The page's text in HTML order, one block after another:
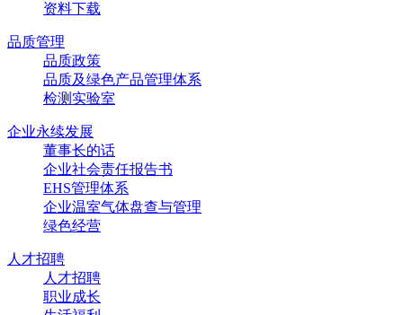
资料下载
品质管理
品质政策
品质及绿色产品管理体系
检测实验室
企业永续发展
董事长的话
企业社会责任报告书
EHS管理体系
企业温室气体盘查与管理
绿色经营
人才招聘
人才招聘
职业成长